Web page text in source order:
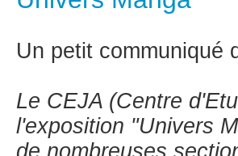
Un petit communiqué
Le CEJA (Centre
l'exposition "Univers
de nombreuses